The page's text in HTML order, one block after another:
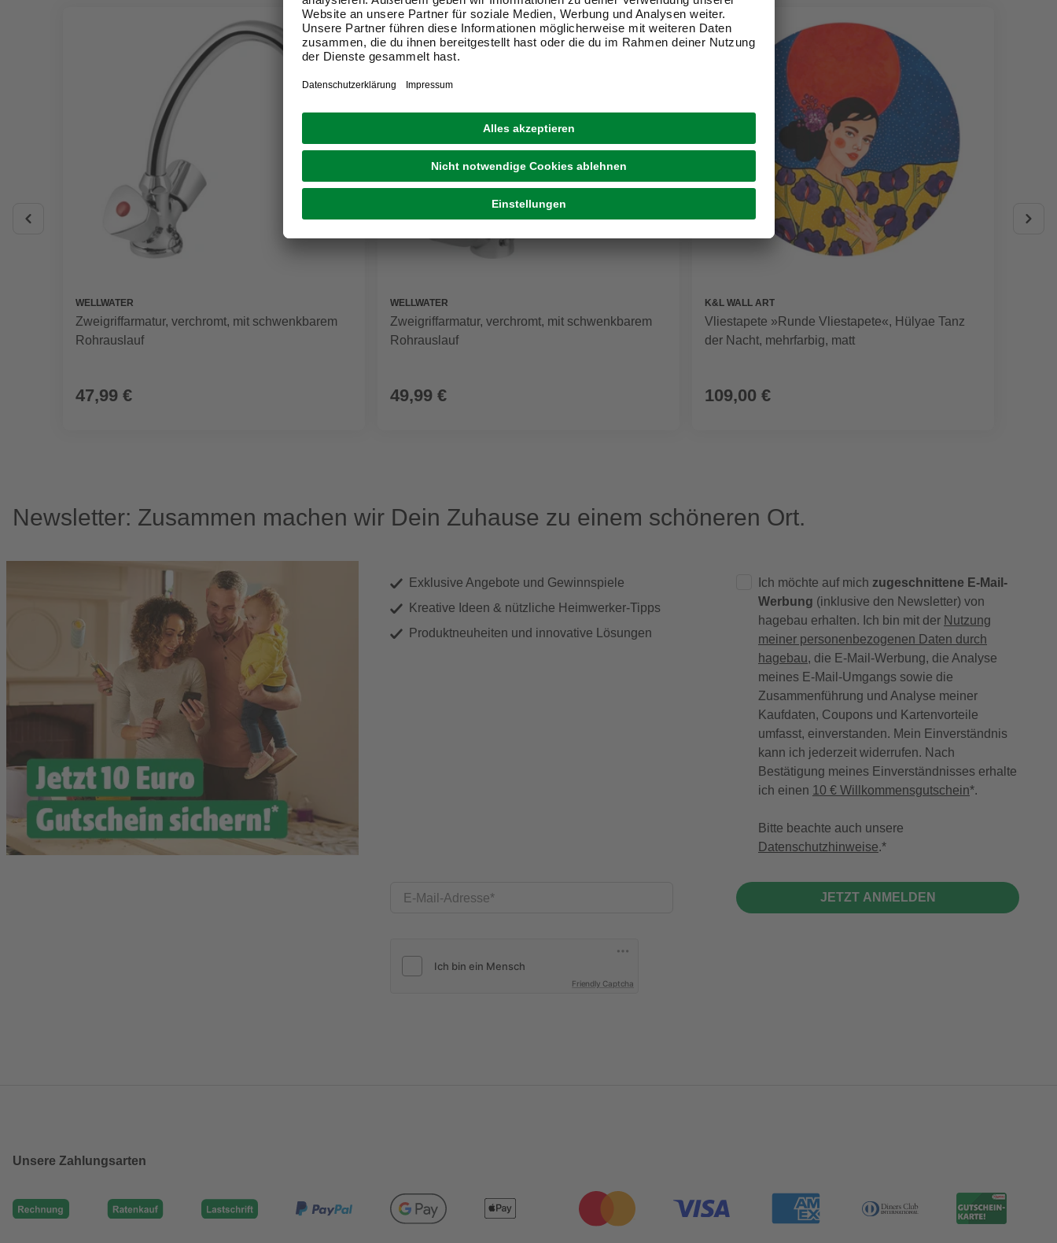
WELLWATER
Zweigriffarmatur, verchromt, mit schwenkbarem
Rohrauslauf
47,99 €
WELLWATER
Zweigriffarmatur, verchromt, mit schwenkbarem
Rohrauslauf
49,99 €
K&L WALL ART
Vliestapete »Runde Vliestapete«, Hülyae Tanz
der Nacht, mehrfarbig, matt
109,00 €
Newsletter: Zusammen machen wir Dein Zuhause zu einem schöneren Ort.
Exklusive Angebote und Gewinnspiele
Kreative Ideen & nützliche Heimwerker-Tipps
Produktneuheiten und innovative Lösungen
E-Mail-Adresse
Friendly Captcha
Ich möchte auf mich zugeschnittene E-Mail-
Werbung (inklusive den Newsletter) von
hagebau erhalten. Ich bin mit der Nutzung
meiner personenbezogenen Daten durch
hagebau, die E-Mail-Werbung, die Analyse
meines E-Mail-Umgangs sowie die
Zusammenführung und Analyse meiner
Kaufdaten, Coupons und Kartenvorteile
umfasst, einverstanden. Mein Einverständnis
kann ich jederzeit widerrufen. Nach
Bestätigung meines Einverständnisses erhalte
ich einen 10 € Willkommensgutschein*.
Bitte beachte auch unsere
Datenschutzhinweise.
JETZT ANMELDEN
Unsere Zahlungsarten